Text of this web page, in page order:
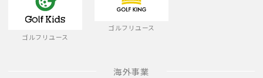
ゴルフリユース
ゴルフリユース
海外事業